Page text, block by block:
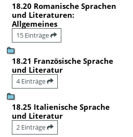
18.20 Romanische Sprachen
und Literaturen:
Allgemeines
15 Einträge
18.21 Französische Sprache
und Literatur
4 Einträge
18.25 Italienische Sprache
und Literatur
2 Einträge